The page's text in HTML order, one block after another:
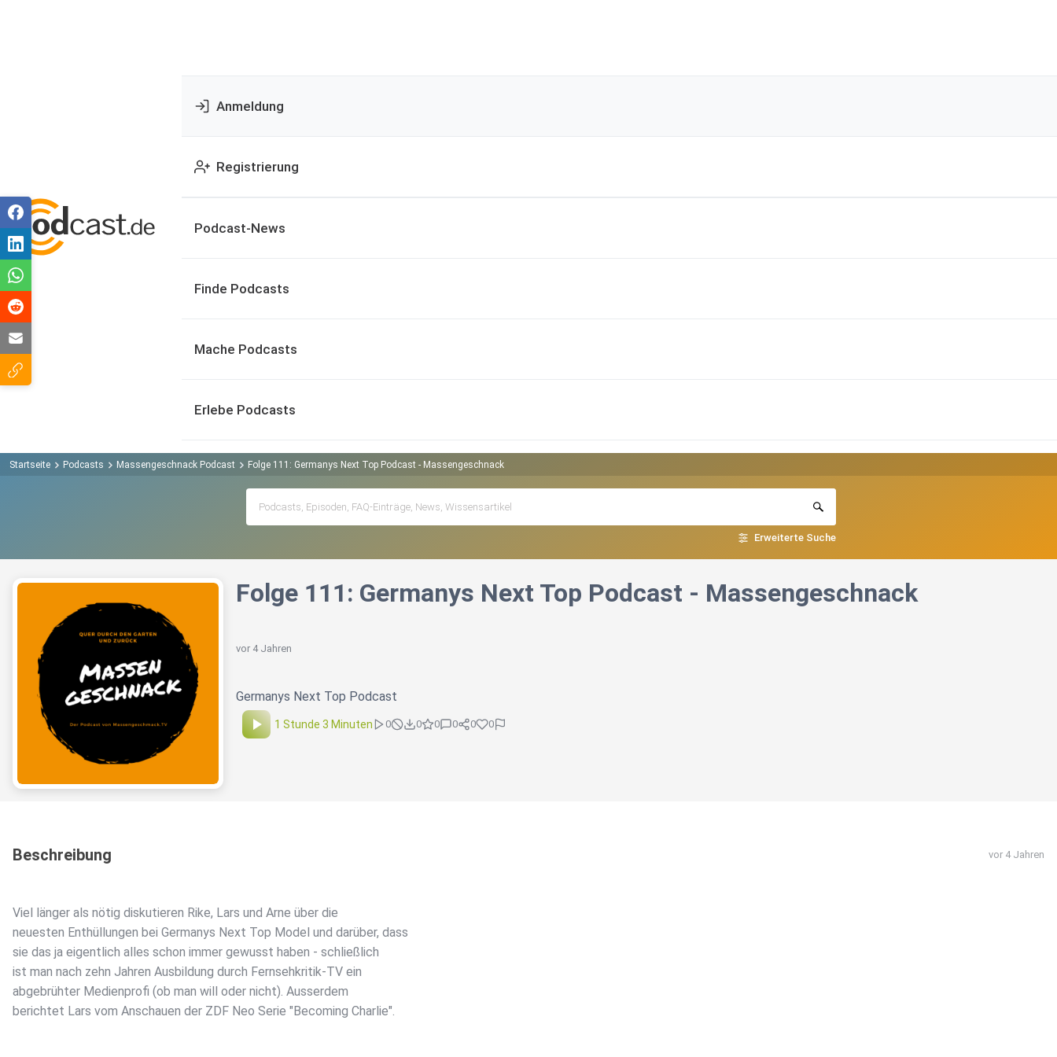
Anmeldung
Registrierung
Podcast-News
Finde Podcasts
Mache Podcasts
Erlebe Podcasts
Startseite Podcasts Massengeschnack Podcast Folge 111: Germanys Next Top Podcast - Massengeschnack
Erweiterte Suche
Folge 111: Germanys Next Top Podcast - Massengeschnack
vor 4 Jahren
Germanys Next Top Podcast
1 Stunde 3 Minuten 0 0 0 0 0 0
Beschreibung vor 4 Jahren
Viel länger als nötig diskutieren Rike, Lars und Arne über die
neuesten Enthüllungen bei Germanys Next Top Model und darüber, dass
sie das ja eigentlich alles schon immer gewusst haben - schließlich
ist man nach zehn Jahren Ausbildung durch Fernsehkritik-TV ein
abgebrühter Medienprofi (ob man will oder nicht). Ausserdem
berichtet Lars vom Anschauen der ZDF Neo Serie "Becoming Charlie".